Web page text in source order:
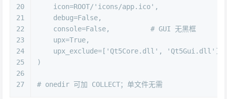
20
21
22
23
24
25
26
27
    icon=ROOT/
'icons/app.ico' ,
    debug=
False,
    console=
False, # GUI 无黑框
    upx=
True,
    upx_exclude=[
'Qt5Core.dll' , 'Qt5Gui.dll' ],
)
# onedir 可加 COLLECT；单文件无需